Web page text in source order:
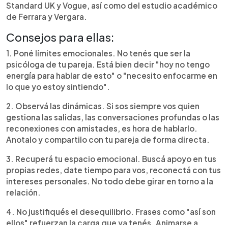
Standard UK y Vogue, así como del estudio académico
de Ferrara y Vergara.
Consejos para ellas:
1. Poné límites emocionales. No tenés que ser la
psicóloga de tu pareja. Está bien decir "hoy no tengo
energía para hablar de esto" o "necesito enfocarme en
lo que yo estoy sintiendo".
2. Observá las dinámicas. Si sos siempre vos quien
gestiona las salidas, las conversaciones profundas o las
reconexiones con amistades, es hora de hablarlo.
Anotalo y compartilo con tu pareja de forma directa.
3. Recuperá tu espacio emocional. Buscá apoyo en tus
propias redes, date tiempo para vos, reconectá con tus
intereses personales. No todo debe girar en torno a la
relación.
4. No justifiqués el desequilibrio. Frases como "así son
ellos" refuerzan la carga que ya tenés. Animarse a